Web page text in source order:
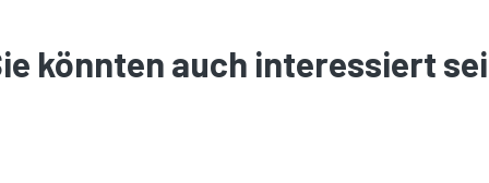
könnten auch interessiert